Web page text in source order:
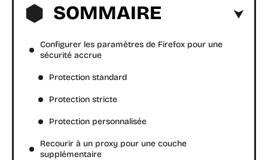
SOMMAIRE
Configurer les paramètres de Firefox pour une
sécurité accrue
Protection standard
Protection stricte
Protection personnalisée
Recourir à un proxy pour une couche
supplémentaire